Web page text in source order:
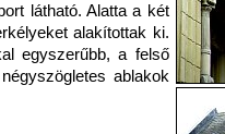
látható. Alatta a két
alakítottak ki.
egyszerűbb, a felső
ablakok